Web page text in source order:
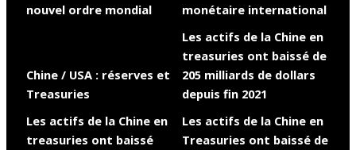
nouvel ordre mondial
monétaire international
Chine / USA : réserves et
Treasuries
Les actifs de la Chine en
treasuries ont baissé de
205 milliards de dollars
depuis fin 2021
Les actifs de la Chine en
treasuries ont baissé
Les actifs de la Chine en
Treasuries ont baissé de